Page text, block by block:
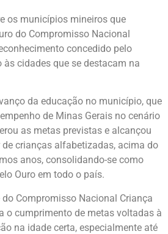
os municípios mineiros que
do Compromisso Nacional
concedido pelo
às cidades que se destacam na
da educação no município, que
de Minas Gerais no cenário
as metas previstas e alcançou
crianças alfabetizadas, acima do
anos, consolidando-se como
Ouro em todo o país.
do Compromisso Nacional Criança
o cumprimento de metas voltadas à
na idade certa, especialmente até